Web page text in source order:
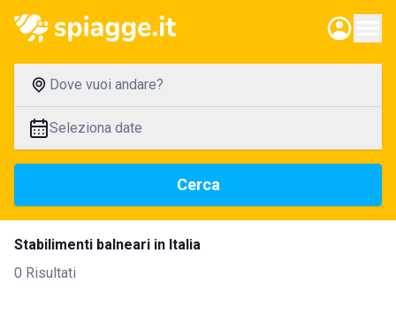
Dove vuoi andare?
Seleziona date
Cerca
Stabilimenti balneari in Italia
0 Risultati